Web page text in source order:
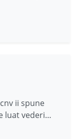
ii spune
luat vederi…